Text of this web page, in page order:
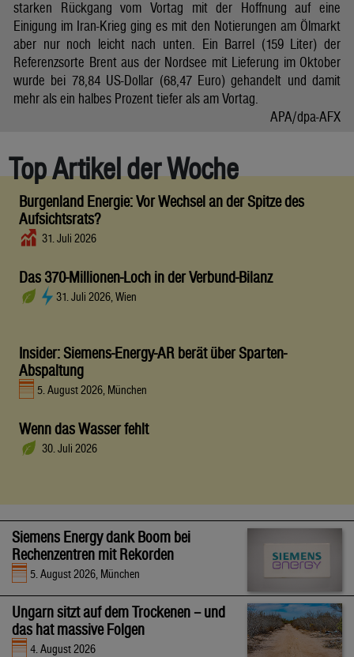
starken Rückgang vom Vortag mit der Hoffnung auf eine
Einigung im Iran-Krieg ging es mit den Notierungen am Ölmarkt
aber nur noch leicht nach unten. Ein Barrel (159 Liter) der
Referenzsorte Brent aus der Nordsee mit Lieferung im Oktober
wurde bei 78,84 US-Dollar (68,47 Euro) gehandelt und damit
mehr als ein halbes Prozent tiefer als am Vortag.
APA/dpa-AFX
Top Artikel der Woche
Burgenland Energie: Vor Wechsel an der Spitze des
Aufsichtsrats?
31. Juli 2026
Das 370-Millionen-Loch in der Verbund-Bilanz
31. Juli 2026, Wien
Insider: Siemens-Energy-AR berät über Sparten-
Abspaltung
5. August 2026, München
Wenn das Wasser fehlt
30. Juli 2026
Siemens Energy dank Boom bei
Rechenzentren mit Rekorden
5. August 2026, München
Ungarn sitzt auf dem Trockenen – und
das hat massive Folgen
4. August 2026